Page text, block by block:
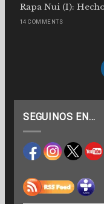
Rapa Nui (I):
14 COMMENTS
SEGUINOS EN…